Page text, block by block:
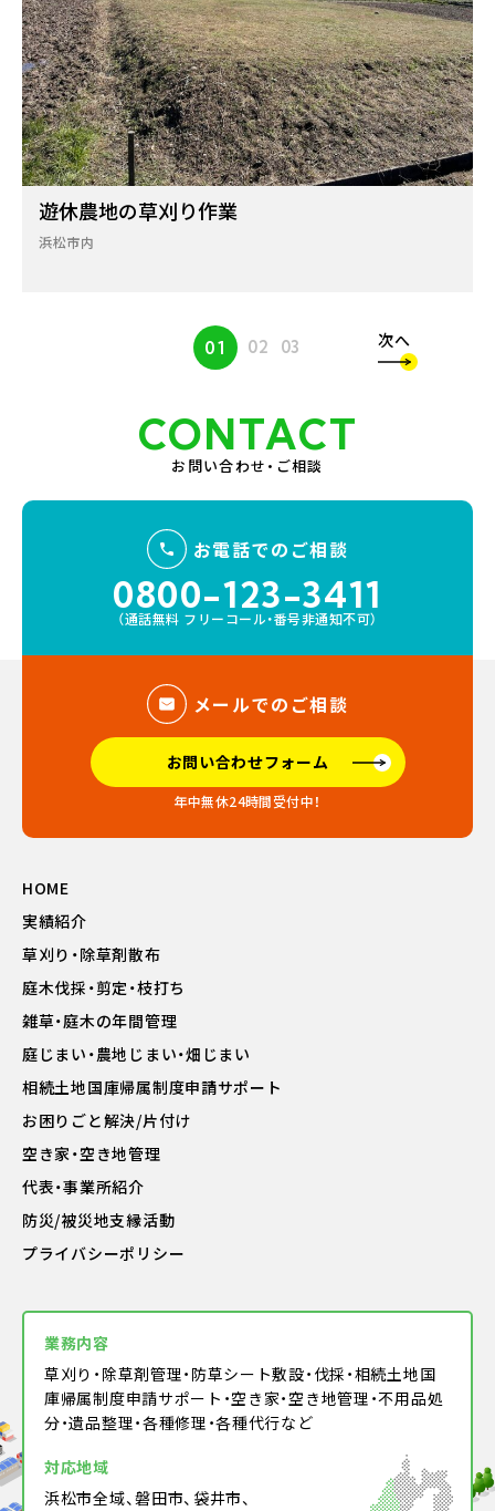
遊休農地の草刈り作業
浜松市内
01 02 03 次へ
CONTACT
お問い合わせ・ご相談
お電話でのご相談
0800-123-3411
（通話無料 フリーコール・番号非通知不可）
メールでのご相談
お問い合わせフォーム
年中無休24時間受付中！
HOME
実績紹介
草刈り・除草剤散布
庭木伐採・剪定・枝打ち
雑草・庭木の年間管理
庭じまい・農地じまい・畑じまい
相続土地国庫帰属制度申請サポート
お困りごと解決/片付け
空き家・空き地管理
代表・事業所紹介
防災/被災地支縁活動
プライバシーポリシー
業務内容
草刈り・除草剤管理・防草シート敷設・伐採・相続土地国
庫帰属制度申請サポート・空き家・空き地管理・不用品処
分・遺品整理・各種修理・各種代行など
対応地域
浜松市全域、磐田市、袋井市、